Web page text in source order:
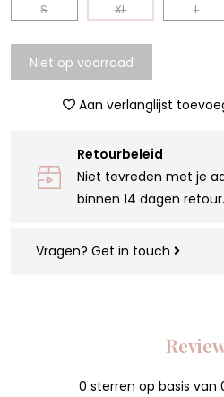
S XL L
Niet op voorraad
Aan verlanglijst
Retourbeleid
Niet tevreden met je
binnen 14 dagen retour.
Vragen? Get in touch
0 sterren op basis van